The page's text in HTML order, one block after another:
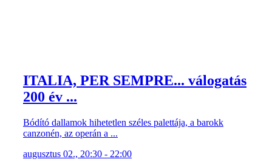
ITALIA, PER SEMPRE... válogatás
200 év ...
Bódító dallamok hihetetlen széles palettája, a barokk
canzonén, az operán a ...
augusztus 02., 20:30 - 22:00